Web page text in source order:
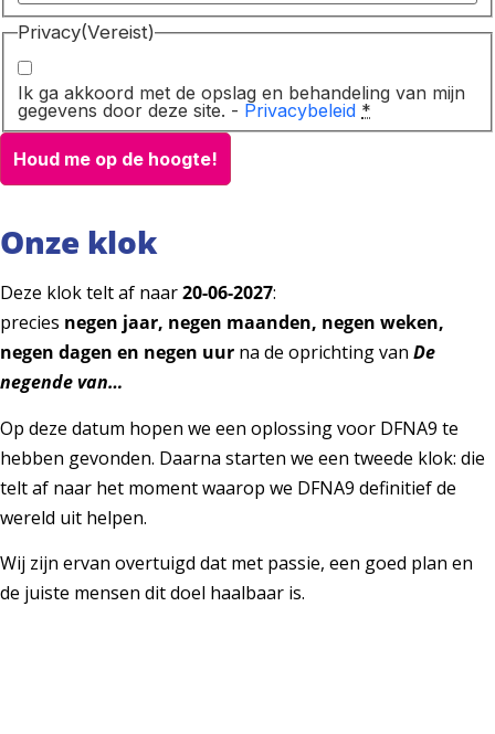
Privacy(Vereist)
Ik ga akkoord met de opslag en behandeling van mijn
gegevens door deze site. - Privacybeleid *
Houd me op de hoogte!
Onze klok
Deze klok telt af naar20-06-2027:
precies negen jaar, negen maanden, negen weken,
negen dagen en negen uur na de oprichting van De
negende van…
Op deze datum hopen we een oplossing voor DFNA9 te
hebben gevonden. Daarna starten we een tweede klok: die
telt af naar het moment waarop we DFNA9 definitief de
wereld uit helpen.
Wij zijn ervan overtuigd dat met passie, een goed plan en
de juiste mensen dit doel haalbaar is.